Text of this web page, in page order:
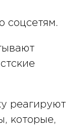
соцсетям.
реагируют
которые,